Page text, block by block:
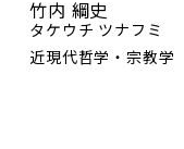
竹内 綱史
タケウチ ツナフミ
近現代哲学・宗教学